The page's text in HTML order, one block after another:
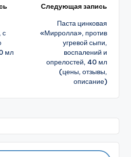
с
мл
Следующая запись
Паста цинковая
«Мирролла», против
угревой сыпи,
воспалений и
опрелостей, 40 мл
(цены, отзывы,
описание)